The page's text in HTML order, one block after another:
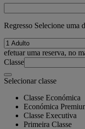
Regresso Selecione uma
efetuar uma reserva, no
Classe
Selecionar classe
Classe Económica
Económica
Classe Executiva
Primeira Classe